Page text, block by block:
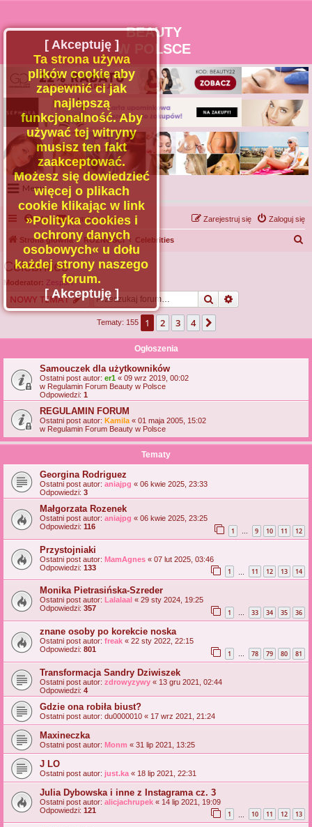
BEAUTY
W POLSCE
Menu
Portal
Facebook
Regulamin
Zapytaj administratora
Kontakt
FAQ Kontakt z nami Zaloguj się
Zarejestruj się
Strona główna RÓŻNOŚCI Celebrities
Celebrities
Moderator: Zespół I
NOWY TEMAT Szukaj
Tematy: 155 1 2 3 4
Ogłoszenia
Samouczek dla użytkowników
Ostatni post autor: er1 « 09 wrz 2019, 00:02
w Regulamin Forum Beauty w Polsce
Odpowiedzi: 1
REGULAMIN FORUM
Ostatni post autor: Kamila « 01 maja 2005, 15:02
w Regulamin Forum Beauty w Polsce
Tematy
Georgina Rodriguez
Ostatni post autor: aniajpg « 06 kwie 2025, 23:33
Odpowiedzi: 3
Małgorzata Rozenek
Ostatni post autor: aniajpg « 06 kwie 2025, 23:25
Odpowiedzi: 116 1 … 9 10 11 12
Przystojniaki
Ostatni post autor: MamAgnes « 07 lut 2025, 03:46
Odpowiedzi: 133 1 11 12 13 14
Monika Pietrasińska-Szreder
Ostatni post autor: Lalalaal « 29 sty 2024, 19:25
Odpowiedzi: 357 1 … 33 34 35 36
znane osoby po korekcie noska
Ostatni post autor: freak « 22 sty 2022, 22:15
Odpowiedzi: 801 1 … 78 79 80 81
Transformacja Sandry Dziwiszek
Ostatni post autor: zdrowyzywy « 13 gru 2021, 02:44
Odpowiedzi: 4
Gdzie ona robiła biust?
Ostatni post autor: du0000010 « 17 wrz 2021, 21:24
Maxineczka
Ostatni post autor: Monm « 31 lip 2021, 13:25
J LO
Ostatni post autor: just.ka « 18 lip 2021, 22:31
Julia Dybowska i inne z Instagrama cz. 3
Ostatni post autor: alicjachrupek « 14 lip 2021, 19:09
Odpowiedzi: 121 1 10 11 12 13
[ Akceptuję ]
Ta strona używa
plików cookie aby
zapewnić ci jak
najlepszą
funkcjonalność. Aby
używać tej witryny
musisz ten fakt
zaakceptować.
Możesz się dowiedzieć
więcej o plikach
cookie klikając w link
»Polityka cookies i
ochrony danych
osobowych« u dołu
każdej strony naszego
forum.
[ Akceptuję ]